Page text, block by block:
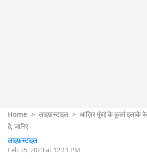
Home > लाइफ़स्टाइल > आख़िर मुंबई के कुर्ला इलाक़े
है, जानिए
लाइफ़स्टाइल
Feb 25, 2023 at 12:11 PM